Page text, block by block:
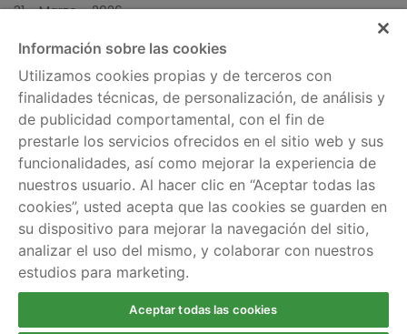
31 - Marzo - 2026
Información legal
Política de cookies
Aviso legal
Política de privacidad
Servicios
Comparador de tarifas
Información por
regiones
Ayuda
Llámanos gratis al 900
924 803
Información sobre las cookies
Utilizamos cookies propias y de terceros con
finalidades técnicas, de personalización, de análisis y
de publicidad comportamental, con el fin de
prestarle los servicios ofrecidos en el sitio web y sus
funcionalidades, así como mejorar la experiencia de
nuestros usuario. Al hacer clic en “Aceptar todas las
cookies”, usted acepta que las cookies se guarden en
su dispositivo para mejorar la navegación del sitio,
analizar el uso del mismo, y colaborar con nuestros
estudios para marketing.
Aceptar todas las cookies